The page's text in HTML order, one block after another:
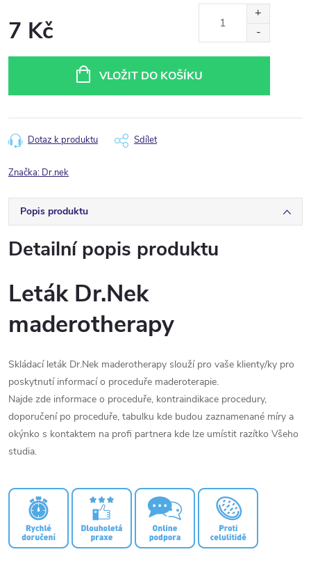
7 Kč
VLOŽIT DO KOŠÍKU
Dotaz k produktu Sdílet
Značka: Dr.nek
Popis produktu
Detailní popis produktu
Leták Dr.Nek
maderotherapy
Skládací leták Dr.Nek maderotherapy slouží pro vaše klienty/ky pro
poskytnutí informací o proceduře maderoterapie.
Najde zde informace o proceduře, kontraindikace procedury,
doporučení po proceduře, tabulku kde budou zaznamenané míry a
okýnko s kontaktem na profi partnera kde lze umístit razítko Všeho
studia.